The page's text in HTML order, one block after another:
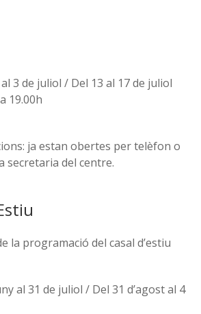
3 de juliol / Del 13 al 17 de juliol
19.00h
ja estan obertes per telèfon o
secretaria del centre.
la programació del casal d’estiu
al 31 de juliol / Del 31 d’agost al 4